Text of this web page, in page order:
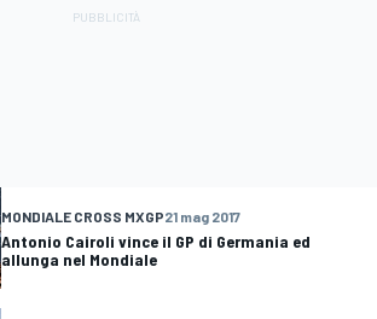
MONDIALE CROSS MXGP21 mag 2017
Antonio Cairoli vince il GP di Germania ed
allunga nel Mondiale